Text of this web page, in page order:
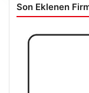
Son Eklenen